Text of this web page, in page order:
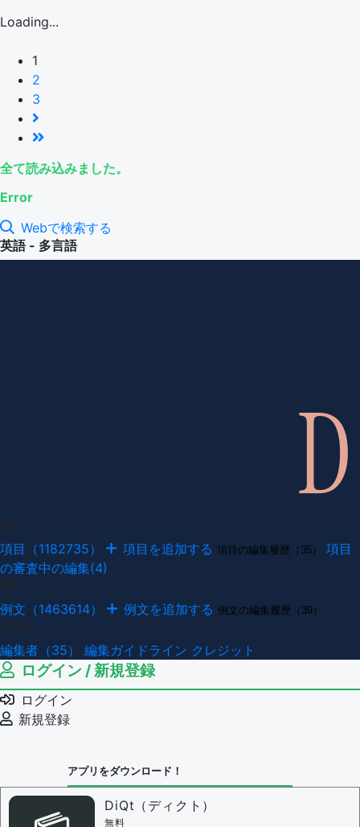
Loading...
1
2
3
全て読み込みました。
Error
Webで検索する
英語 - 多言語
項目（1182735） 項目を追加する 項目の編集履歴（35）
項目
の審査中の編集(4)
例文（1463614） 例文を追加する 例文の編集履歴（39）
編集者（35） 編集ガイドライン クレジット
ログイン / 新規登録
ログイン
新規登録
アプリをダウンロード！
DiQt（ディクト）
無料